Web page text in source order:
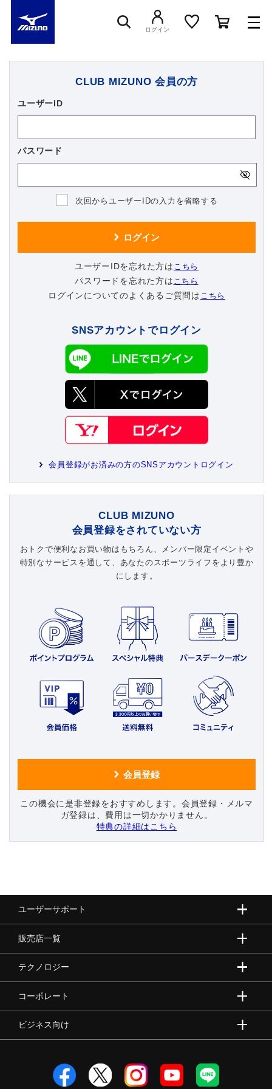
ライフスタイルウエア
ランニング
サッカー／フットサル
ゴルフ
スイム
バレーボール
テニス／ソフトテニス
陸上競技
ソフトボール
柔道
ウィンタースポーツ
ウォーキングシューズ
インナー
アウトドア／レイン
サポーター
健康／エクササイズ
ログイン
CLUB MIZUNO 会員の方
ユーザーID
パスワード
次回からユーザーIDの入力を省略する
ユーザーIDを忘れた方は こちら
パスワードを忘れた方は こちら
ログインについてのよくあるご質問は こちら
SNSアカウントでログイン
会員登録がお済みの方のSNSアカウントログイン
CLUB MIZUNO
会員登録をされていない方
おトクで便利なお買い物はもちろん、メンバー限定イベントや
特別なサービスを通して、あなたのスポーツライフをより豊か
にします。
この機会に是非登録をおすすめします。 会員登録・メルマ
ガ登録は、費用は一切かかりません。
特典の詳細はこちら
ユーザーサポート
販売店一覧
テクノロジー
コーポレート
ビジネス向け